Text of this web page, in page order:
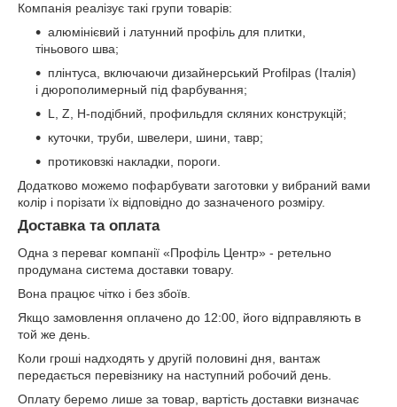
Компанія реалізує такі групи товарів:
алюмінієвий і латунний профіль для плитки,
тіньового шва;
плінтуса, включаючи дизайнерський Profilpas (Італія)
і дюрополимерный під фарбування;
L, Z, H-подібний, профильдля скляних конструкцій;
куточки, труби, швелери, шини, тавр;
протиковзкі накладки, пороги.
Додатково можемо пофарбувати заготовки у вибраний вами
колір і порізати їх відповідно до зазначеного розміру.
Доставка та оплата
Одна з переваг компанії «Профіль Центр» - ретельно
продумана система доставки товару.
Вона працює чітко і без збоїв.
Якщо замовлення оплачено до 12:00, його відправляють в
той же день.
Коли гроші надходять у другій половині дня, вантаж
передається перевізнику на наступний робочий день.
Оплату беремо лише за товар, вартість доставки визначає